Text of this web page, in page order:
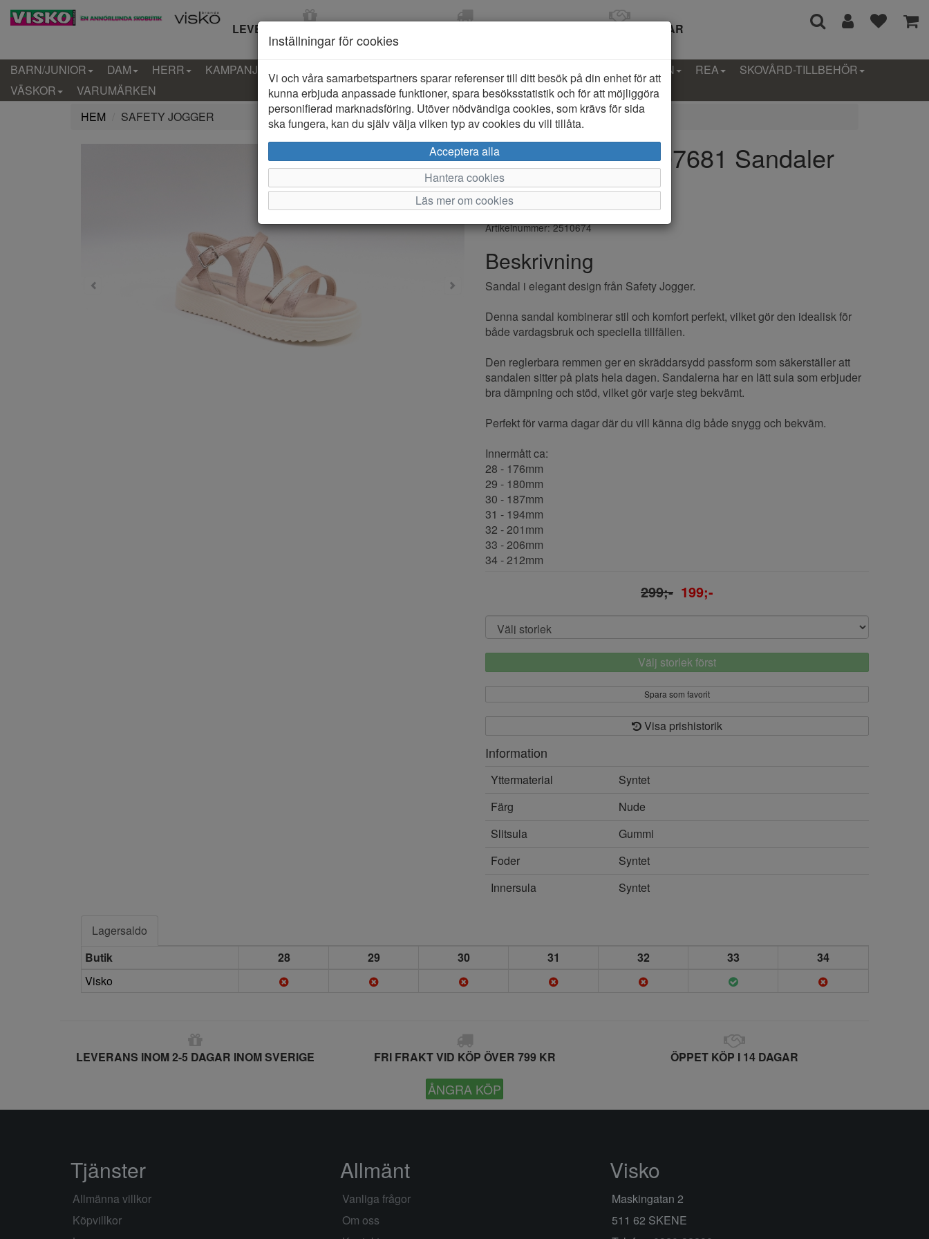
LEVERANS INOM 2-5 DAGAR ÖPPET KÖP I 14 DAGAR
BARN/JUNIOR DAM HERR KAMPANJ KLÄDER-BARN PROVKOLLEKTION REA
SKOVÅRD-TILLBEHÖR
VÄSKOR
VARUMÄRKEN
HEM
SAFETY JOGGER
Safety Jogger 607681 Sandaler
Barn
Varumärke: Safety Jogger
Artikelnummer: 2510674
Beskrivning
Sandal i elegant design från Safety Jogger.
Denna sandal kombinerar stil och komfort perfekt, vilket gör den idealisk för
både vardagsbruk och speciella tillfällen.
Den reglerbara remmen ger en skräddarsydd passform som säkerställer att
sandalen sitter på plats hela dagen. Sandalerna har en lätt sula som erbjuder
bra dämpning och stöd, vilket gör varje steg bekvämt.
Perfekt för varma dagar där du vill känna dig både snygg och bekväm.
Innermått ca:
28 - 176mm
29 - 180mm
30 - 187mm
31 - 194mm
32 - 201mm
33 - 206mm
34 - 212mm
299;- 199;-
Välj storlek först
Spara som favorit
Visa prishistorik
Information
Yttermaterial
Syntet
Färg
Nude
Slitsula
Gummi
Foder
Syntet
Innersula
Syntet
Lagersaldo
Butik
28 29 30 31 32 33
34
Visko
LEVERANS INOM 2-5 DAGAR INOM SVERIGE FRI FRAKT VID KÖP ÖVER 799 KR ÖPPET KÖP I 14 DAGAR
ÅNGRA KÖP
Inställningar för cookies
Vi och våra samarbetspartners sparar referenser till ditt besök på din enhet för att
kunna erbjuda anpassade funktioner, spara besöksstatistik och för att möjliggöra
personifierad marknadsföring. Utöver nödvändiga cookies, som krävs för sida
ska fungera, kan du själv välja vilken typ av cookies du vill tillåta.
Acceptera alla
Hantera cookies
Läs mer om cookies
Tjänster
Allmänna villkor
Köpvillkor
Allmänt
Vanliga frågor
Om oss
Visko
Maskingatan 2
511 62 SKENE